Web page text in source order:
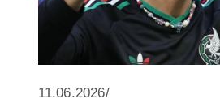
11.06.2026/